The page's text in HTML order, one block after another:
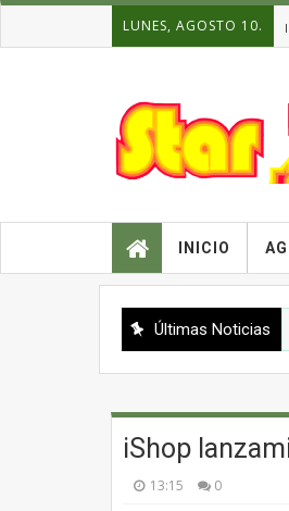
LUNES, AGOSTO 10.
INICIO
Últimas Noticias
iShop
13:15 0